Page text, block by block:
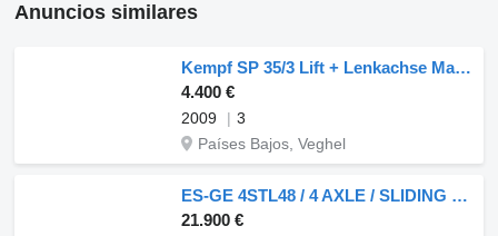
Anuncios similares
Kempf SP 35/3 Lift + Lenkachse Machine Transport
4.400 €
2009
3
Países Bajos, Veghel
ES-GE 4STL48 / 4 AXLE / SLIDING ROOF / EXPANDABLE / LIFT ROOF
21.900 €